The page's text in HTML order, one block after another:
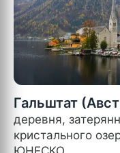
Гальштат
деревня,
кристального